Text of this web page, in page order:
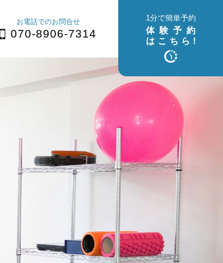
お電話でのお問合せ
070-8906-7314
1分で簡単予約
体験予約
はこちら!